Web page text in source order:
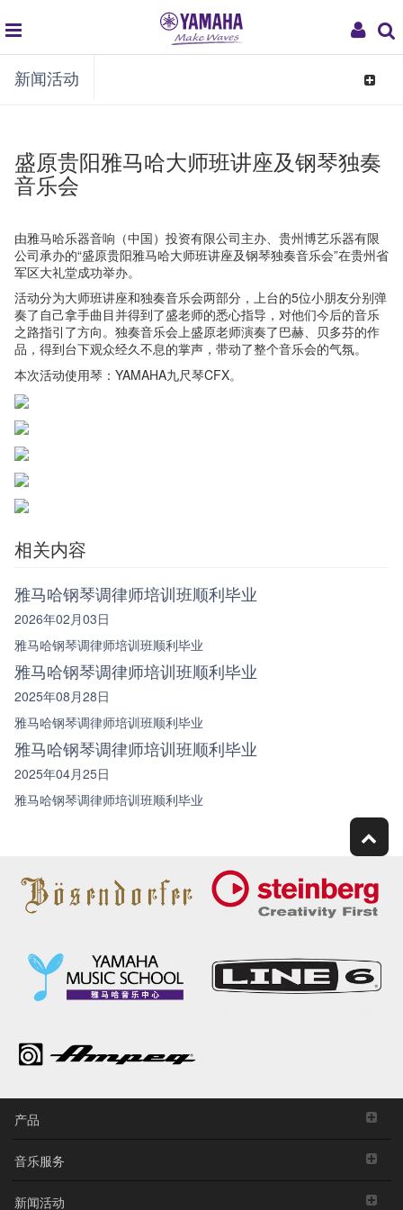
My
global
navigation
新闻活动
Toggle
盛原贵阳雅马哈大师班讲座及钢琴独奏
音乐会
由雅马哈乐器音响（中国）投资有限公司主办、贵州博艺乐器有限
公司承办的“盛原贵阳雅马哈大师班讲座及钢琴独奏音乐会”在贵州省
军区大礼堂成功举办。
活动分为大师班讲座和独奏音乐会两部分，上台的5位小朋友分别弹
奏了自己拿手曲目并得到了盛老师的悉心指导，对他们今后的音乐
之路指引了方向。独奏音乐会上盛原老师演奏了巴赫、贝多芬的作
品，得到台下观众经久不息的掌声，带动了整个音乐会的气氛。
本次活动使用琴：YAMAHA九尺琴CFX。
相关内容
雅马哈钢琴调律师培训班顺利毕业
2026年02月03日
雅马哈钢琴调律师培训班顺利毕业
雅马哈钢琴调律师培训班顺利毕业
2025年08月28日
雅马哈钢琴调律师培训班顺利毕业
雅马哈钢琴调律师培训班顺利毕业
2025年04月25日
雅马哈钢琴调律师培训班顺利毕业
产品
音乐服务
新闻活动